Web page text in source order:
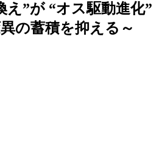
”が “オス駆動進化”
の蓄積を抑える～